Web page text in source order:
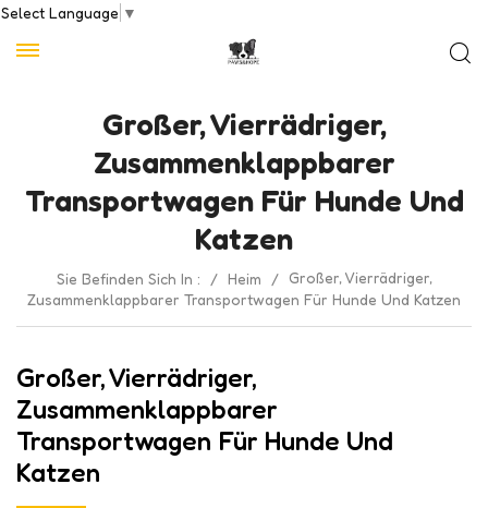
Select Language ▼
Großer, Vierrädriger,
Zusammenklappbarer
Transportwagen Für Hunde Und
Katzen
Sie Befinden Sich In : / Heim /
Großer, Vierrädriger,
Zusammenklappbarer Transportwagen Für Hunde Und Katzen
Großer, Vierrädriger,
Zusammenklappbarer
Transportwagen Für Hunde Und
Katzen